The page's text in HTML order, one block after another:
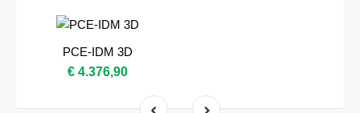
PCE-IDM 3D
€ 4.376,90